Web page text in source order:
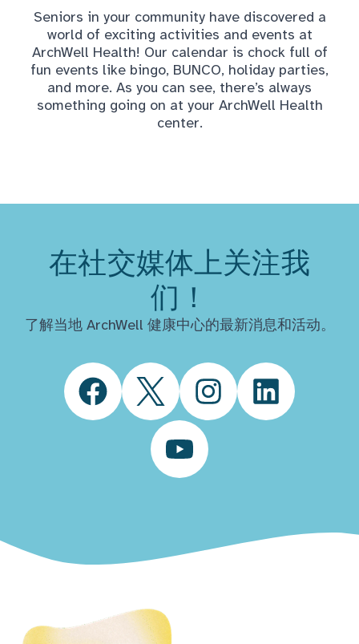
Seniors in your community have discovered a
world of exciting activities and events at
ArchWell Health! Our calendar is chock full of
fun events like bingo, BUNCO, holiday parties,
and more. As you can see, there’s always
something going on at your ArchWell Health
center.
在社交媒体上关注我
们！
了解当地 ArchWell 健康中心的最新消息和活动。
FacebookTwitter InstagramLinkedIn
YouTube